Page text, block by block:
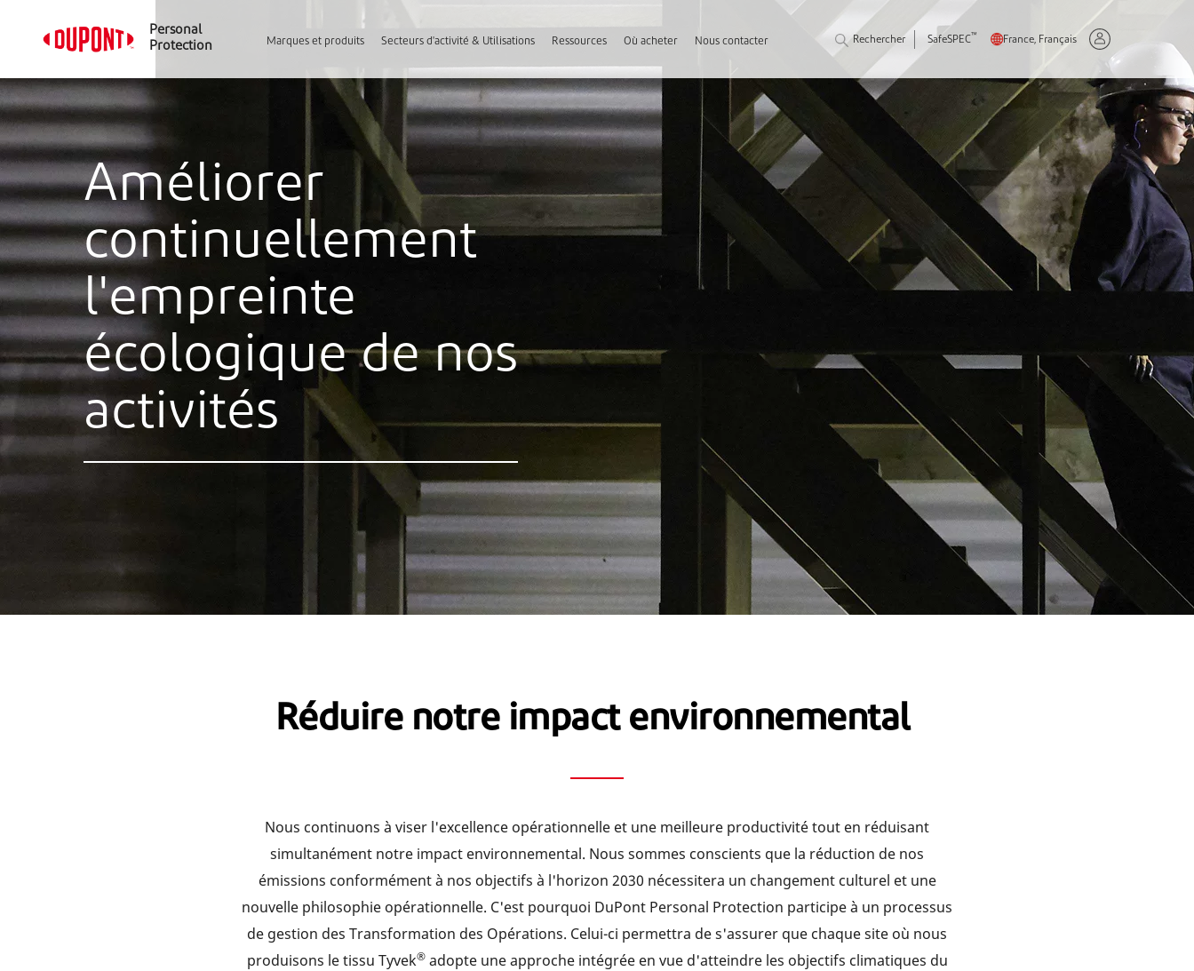
Personal
Protection
Marques et produits Secteurs d'activité & Utilisations Ressources Où acheter Nous contacter Rechercher SafeSPEC™ France, Français
Améliorer
continuellement
l'empreinte
écologique de nos
activités
Réduire notre impact environnemental
Nous continuons à viser l'excellence opérationnelle et une meilleure productivité tout en réduisant
simultanément notre impact environnemental. Nous sommes conscients que la réduction de nos
émissions conformément à nos objectifs à l'horizon 2030 nécessitera un changement culturel et une
nouvelle philosophie opérationnelle. C'est pourquoi DuPont Personal Protection participe à un processus
de gestion des Transformation des Opérations. Celui-ci permettra de s'assurer que chaque site où nous
produisons le tissu Tyvek®adopte une approche intégrée en vue d'atteindre les objectifs climatiques du